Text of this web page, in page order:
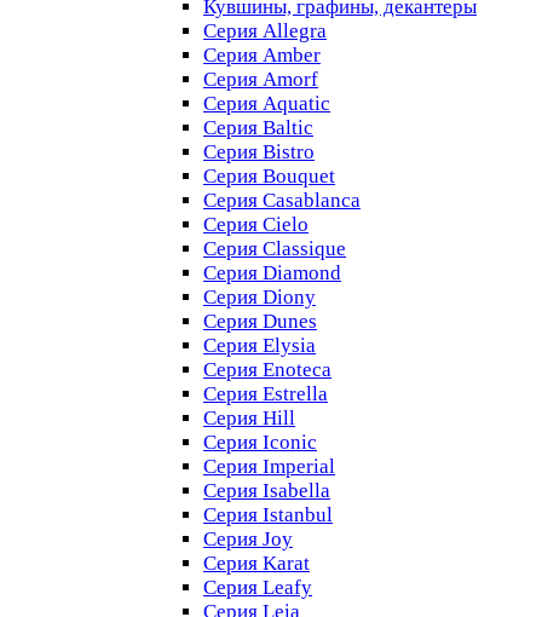
Кувшины, графины, декантеры
Серия Allegra
Серия Amber
Серия Amorf
Серия Aquatic
Серия Baltic
Серия Bistro
Серия Bouquet
Серия Casablanсa
Серия Cielo
Серия Classique
Серия Diamond
Серия Diony
Серия Dunes
Серия Elysia
Серия Enoteca
Серия Estrella
Серия Hill
Серия Iconic
Серия Imperial
Серия Isabella
Серия Istanbul
Серия Joy
Серия Karat
Серия Leafy
Серия Leia